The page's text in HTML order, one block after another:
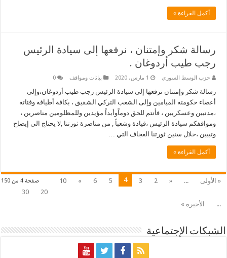
أكمل القراءة »
رسالة شكر وإمتنان ، نرفعها إلى سيادة الرئيس
رجب طيب أردوغان .
حزب الوسط السوري 1 مارس، 2020 بيانات ومواقف 0
رسالة شكر وإمتنان نرفعها إلى سيادة الرئيس رجب طيب أردوغان،وإلى
أعضاء حكومته الميامين وإلى الشعب التركي الشقيق ، بكافة أطيافه وفئاته
،مدنيين وعسكريين ، فأنتم للحق دوماًوأبداً مؤيدين وللمظلومين مناصرين ،
ومواقفكم سيادة الرئيس ،قيادة وشعباً , من مناصرة ثورتنا ,لا يحتاج الى إيضاح
وتبيين ،خلال سنين ثورتنا العجاف التي …
أكمل القراءة »
صفحة 4 من 150 « الأولى ...
«
2
3
4
5
6
»
10
20
30
...
الأخيرة »
الشبكات الإجتماعية